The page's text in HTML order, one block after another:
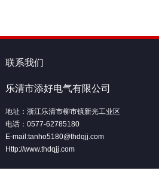
联系我们
乐清市添好电气有限公司
地址：浙江乐清市柳市镇新光工业区
电话：0577-62785180
E-mail:tanho5180@thdqjj.com
Http://www.thdqjj.com